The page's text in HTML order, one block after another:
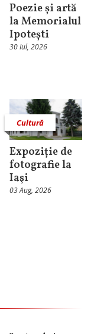
Poezie și artă
la Memorialul
Ipotești
30 Iul, 2026
Cultură
Expoziție de
fotografie la
Iaşi
03 Aug, 2026